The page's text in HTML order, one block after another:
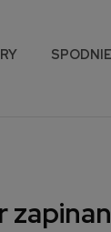
SPODNIE